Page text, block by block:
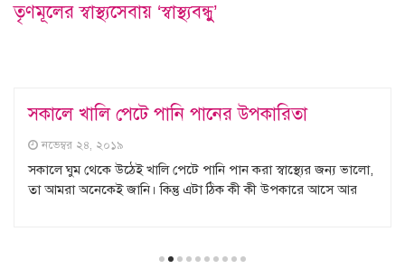
তৃণমূলের স্বাস্থ্যসেবায় ‘স্বাস্থ্যবন্ধুু’
সকালে খালি পেটে পানি পানের উপকারিতা
নভেম্বর ২৪, ২০১৯
সকালে ঘুম থেকে উঠেই খালি পেটে পানি পান করা স্বাস্থ্যের জন্য ভালো,
তা আমরা অনেকেই জানি। কিন্তু এটা ঠিক কী কী উপকারে আসে আর